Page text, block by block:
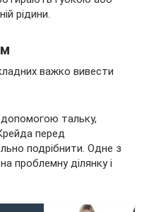
рідини.
важко вивести
тальку,
перед
подрібнити. Одне з
проблемну ділянку і